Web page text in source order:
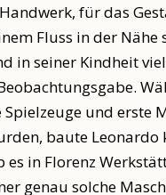
für das
Fluss in der
in seiner Kindheit
und erste
baute
in Florenz
genau solche